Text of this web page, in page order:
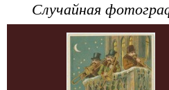
Случайная